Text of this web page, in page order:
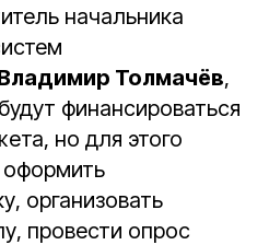
начальника
Толмачёв,
финансироваться
но для этого
оформить
организовать
провести опрос